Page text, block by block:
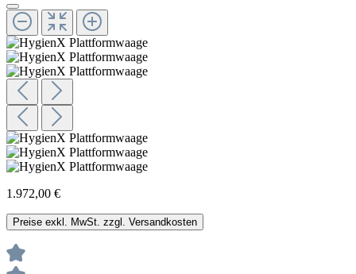
1.972,00 €
Preise exkl. MwSt. zzgl. Versandkosten